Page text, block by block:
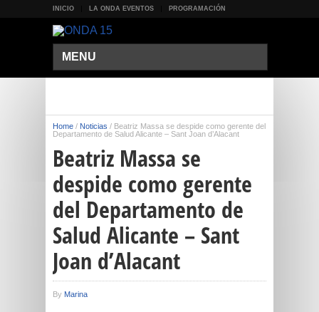
INICIO LA ONDA EVENTOS PROGRAMACIÓN
MENU
Home / Noticias / Beatriz Massa se despide como gerente del
Departamento de Salud Alicante – Sant Joan d’Alacant
Beatriz Massa se
despide como gerente
del Departamento de
Salud Alicante – Sant
Joan d’Alacant
By Marina